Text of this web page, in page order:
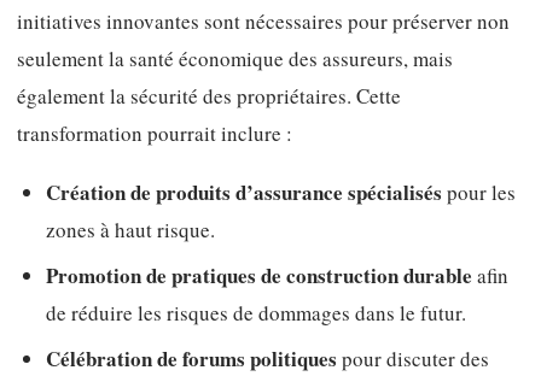
initiatives innovantes sont nécessaires pour préserver non
seulement la santé économique des assureurs, mais
également la sécurité des propriétaires. Cette
transformation pourrait inclure :
Création de produits d’assurance spécialisés pour les
zones à haut risque.
Promotion de pratiques de construction durable afin
de réduire les risques de dommages dans le futur.
Célébration de forums politiques pour discuter des